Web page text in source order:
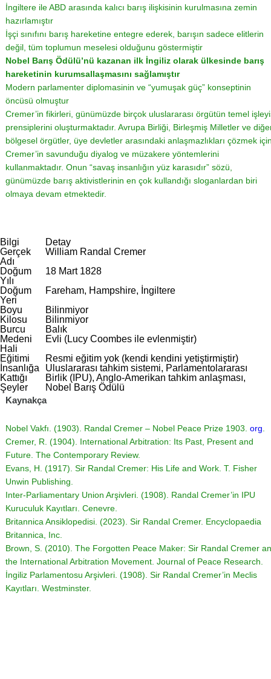
İngiltere ile ABD arasında kalıcı barış ilişkisinin kurulmasına zemin
hazırlamıştır
İşçi sınıfını barış hareketine entegre ederek, barışın sadece elitlerin
değil, tüm toplumun meselesi olduğunu göstermiştir
Nobel Barış Ödülü’nü kazanan ilk İngiliz olarak ülkesinde barış
hareketinin kurumsallaşmasını sağlamıştır
Modern parlamenter diplomasinin ve “yumuşak güç” konseptinin
öncüsü olmuştur
Cremer’in fikirleri, günümüzde birçok uluslararası örgütün temel
prensiplerini oluşturmaktadır. Avrupa Birliği, Birleşmiş Milletler ve
bölgesel örgütler, üye devletler arasındaki anlaşmazlıkları çözmek
Cremer’in savunduğu diyalog ve müzakere yöntemlerini
kullanmaktadır. Onun “savaş insanlığın yüz karasıdır” sözü,
günümüzde barış aktivistlerinin en çok kullandığı sloganlardan biri
olmaya devam etmektedir.
Bilgi
Detay
Gerçek
Adı
William Randal Cremer
Doğum
Yılı
18 Mart 1828
Doğum
Yeri
Fareham, Hampshire, İngiltere
Boyu
Bilinmiyor
Kilosu
Bilinmiyor
Burcu
Balık
Medeni
Hali
Evli (Lucy Coombes ile evlenmiştir)
Eğitimi
Resmi eğitim yok (kendi kendini yetiştirmiştir)
İnsanlığa
Kattığı
Şeyler
Uluslararası tahkim sistemi, Parlamentolararası
Birlik (IPU), Anglo-Amerikan tahkim anlaşması,
Nobel Barış Ödülü
Kaynakça
Nobel Vakfı. (1903). Randal Cremer – Nobel Peace Prize 1903. org
Cremer, R. (1904). International Arbitration: Its Past, Present and
Future. The Contemporary Review.
Evans, H. (1917). Sir Randal Cremer: His Life and Work. T. Fisher
Unwin Publishing.
Inter-Parliamentary Union Arşivleri. (1908). Randal Cremer’in IPU
Kuruculuk Kayıtları. Cenevre.
Britannica Ansiklopedisi. (2023). Sir Randal Cremer. Encyclopaedia
Britannica, Inc.
Brown, S. (2010). The Forgotten Peace Maker: Sir Randal Cremer
the International Arbitration Movement. Journal of Peace Research.
İngiliz Parlamentosu Arşivleri. (1908). Sir Randal Cremer’in Meclis
Kayıtları. Westminster.